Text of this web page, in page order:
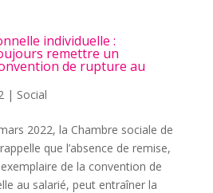
individuelle :
remettre un
de rupture au
| Social
2022, la Chambre sociale de
que l’absence de remise,
exemplaire de la convention de
au salarié, peut entraîner la